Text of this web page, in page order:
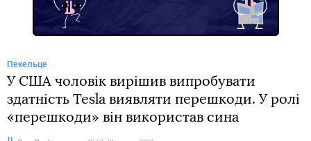
Пекельце
У США чоловік вирішив випробувати
здатність Tesla виявляти перешкоди. У ролі
«перешкоди» він використав сина